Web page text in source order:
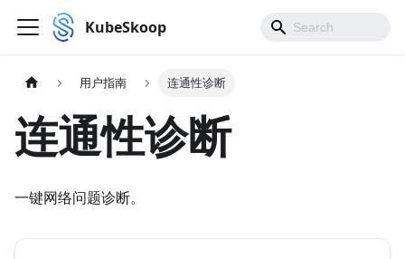
KubeSkoop
用户指南 连通性诊断
连通性诊断
一键网络问题诊断。